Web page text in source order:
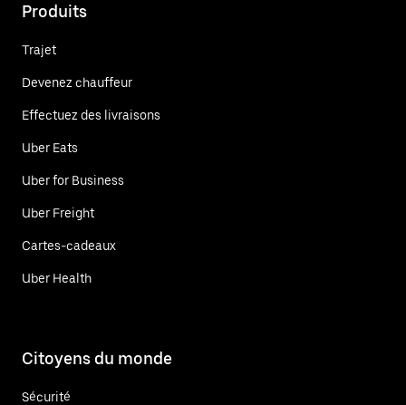
Produits
Trajet
Devenez chauffeur
Effectuez des livraisons
Uber Eats
Uber for Business
Uber Freight
Cartes-cadeaux
Uber Health
Citoyens du monde
Sécurité